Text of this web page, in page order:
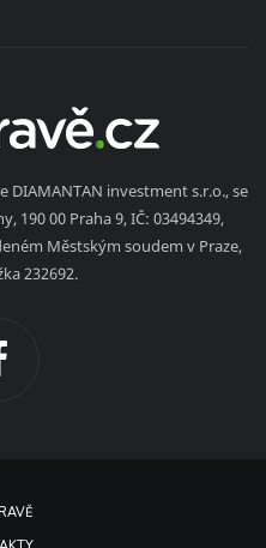
DIAMANTAN investment s.r.o., se
190 00 Praha 9, IČ: 03494349,
Městským soudem v Praze,
232692.